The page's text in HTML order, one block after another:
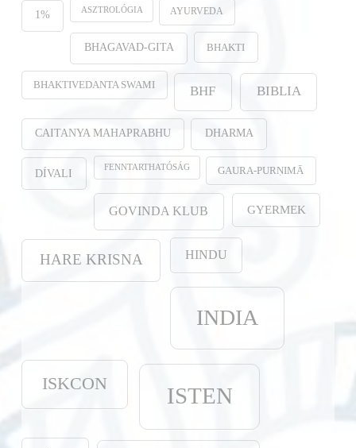
1% ASZTROLÓGIA AYURVEDA
BHAGAVAD-GITA BHAKTI
BHAKTIVEDANTA SWAMI BHF BIBLIA
CAITANYA MAHAPRABHU DHARMA
DÍVALI FENNTARTHATÓSÁG GAURA-PURṆIMĀ
GOVINDA KLUB GYERMEK
HARE KRISNA HINDU
INDIA
ISKCON ISTEN